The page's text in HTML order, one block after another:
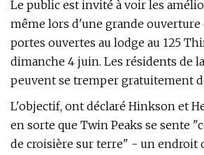
Le public est invité à voir les
même lors d'une grande
portes ouvertes au lodge au 125
dimanche 4 juin. Les résidents de
peuvent se tremper gratuitement
L'objectif, ont déclaré Hinkson et
en sorte que Twin Peaks se sente
de croisière sur terre" - un endroit